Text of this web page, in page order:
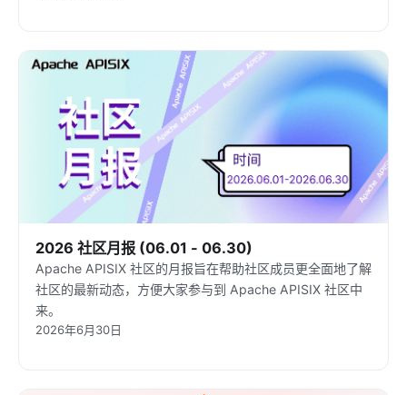
2026 社区月报 (06.01 - 06.30)
Apache APISIX 社区的月报旨在帮助社区成员更全面地了解
社区的最新动态，方便大家参与到 Apache APISIX 社区中
来。
2026年6月30日